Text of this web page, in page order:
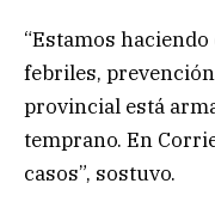
“Estamos
febriles,
provincial está
temprano. En
casos”, sostuvo.